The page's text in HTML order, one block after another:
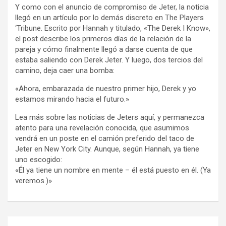
Y como con el anuncio de compromiso de Jeter, la noticia
llegó en un artículo por lo demás discreto en The Players
‘Tribune. Escrito por Hannah y titulado, «The Derek I Know»,
el post describe los primeros días de la relación de la
pareja y cómo finalmente llegó a darse cuenta de que
estaba saliendo con Derek Jeter. Y luego, dos tercios del
camino, deja caer una bomba:
«Ahora, embarazada de nuestro primer hijo, Derek y yo
estamos mirando hacia el futuro.»
Lea más sobre las noticias de Jeters aquí, y permanezca
atento para una revelación conocida, que asumimos
vendrá en un poste en el camión preferido del taco de
Jeter en New York City. Aunque, según Hannah, ya tiene
uno escogido:
«Él ya tiene un nombre en mente – él está puesto en él. (Ya
veremos.)»